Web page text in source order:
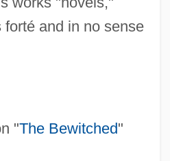
and in no sense
"The Bewitched"